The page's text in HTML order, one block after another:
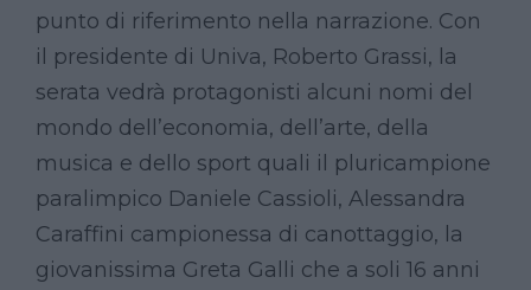
punto di riferimento nella narrazione. Con
il presidente di Univa, Roberto Grassi, la
serata vedrà protagonisti alcuni nomi del
mondo dell’economia, dell’arte, della
musica e dello sport quali il pluricampione
paralimpico Daniele Cassioli, Alessandra
Caraffini campionessa di canottaggio, la
giovanissima Greta Galli che a soli 16 anni